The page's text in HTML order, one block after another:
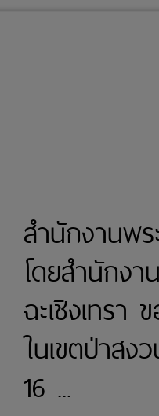
สำนักงานพ
โดยสำนักง
ฉะเชิงเทรา
ในเขตป่าสง
16 ...